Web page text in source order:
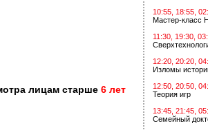
лицам старше 6 лет
10:55, 18:55,
Мастер-класс
11:30, 19:30,
12:20, 20:20,
Изломы
12:50, 20:50,
Теория игр
13:45, 21:45,
Семейный